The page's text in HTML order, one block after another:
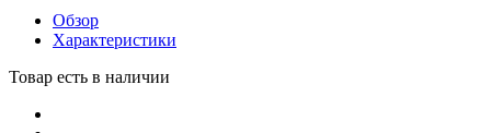
Обзор
Характеристики
Товар есть в наличии